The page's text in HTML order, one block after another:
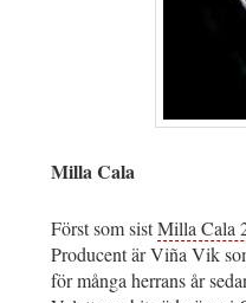
Milla Cala
Först som sistMilla Cala
Producent är Viña Vik
för många herrans år